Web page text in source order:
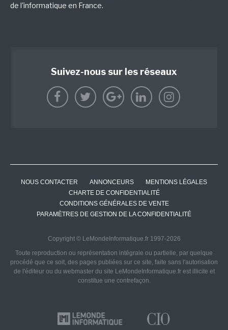
de l'informatique en France.
Suivez-nous sur les réseaux
NOUS CONTACTER ANNONCEURS
MENTIONS LÉGALES
CHARTE DE CONFIDENTIALITÉ
CONDITIONS GÉNÉRALES DE VENTE
PARAMÈTRES DE GESTION DE LA CONFIDENTIALITÉ
Copyright © LeMondeInformatique.fr 1997-2026
Toute reproduction ou représentation intégrale ou partielle, par quelque
procédé que ce soit, des pages publiées sur ce site, faite sans l'autorisation
de l'éditeur ou du webmaster du site LeMondeInformatique.fr est illicite et
constitue une contrefaçon.